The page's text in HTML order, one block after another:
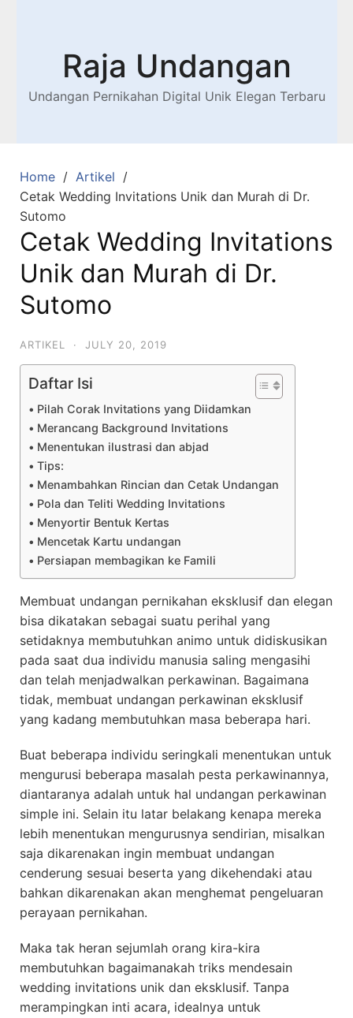
Raja Undangan
Undangan Pernikahan Digital Unik Elegan Terbaru
Home
Artikel
Cetak Wedding Invitations Unik dan Murah di Dr.
Sutomo
Cetak Wedding Invitations
Unik dan Murah di Dr.
Sutomo
ARTIKEL · JULY 20, 2019
Daftar Isi
Pilah Corak Invitations yang Diidamkan
Merancang Background Invitations
Menentukan ilustrasi dan abjad
Tips:
Menambahkan Rincian dan Cetak Undangan
Pola dan Teliti Wedding Invitations
Menyortir Bentuk Kertas
Mencetak Kartu undangan
Persiapan membagikan ke Famili
Membuat undangan pernikahan eksklusif dan elegan
bisa dikatakan sebagai suatu perihal yang
setidaknya membutuhkan animo untuk didiskusikan
pada saat dua individu manusia saling mengasihi
dan telah menjadwalkan perkawinan. Bagaimana
tidak, membuat undangan perkawinan eksklusif
yang kadang membutuhkan masa beberapa hari.
Buat beberapa individu seringkali menentukan untuk
mengurusi beberapa masalah pesta perkawinannya,
diantaranya adalah untuk hal undangan perkawinan
simple ini. Selain itu latar belakang kenapa mereka
lebih menentukan mengurusnya sendirian, misalkan
saja dikarenakan ingin membuat undangan
cenderung sesuai beserta yang dikehendaki atau
bahkan dikarenakan akan menghemat pengeluaran
perayaan pernikahan.
Maka tak heran sejumlah orang kira-kira
membutuhkan bagaimanakah triks mendesain
wedding invitations unik dan eksklusif. Tanpa
merampingkan inti acara, idealnya untuk